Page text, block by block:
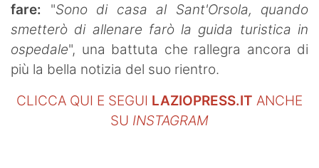
fare: "Sono di casa al Sant'Orsola, quando
smetterò di allenare farò la guida turistica in
ospedale", una battuta che rallegra ancora di
più la bella notizia del suo rientro.
CLICCA QUI E SEGUI LAZIOPRESS.IT ANCHE
SU INSTAGRAM